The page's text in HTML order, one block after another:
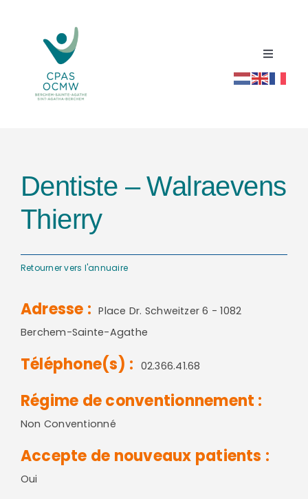
contenu
Toggle
Accueil
Actualités
Ressources
Contact
Dentiste – Walraevens
Thierry
Retourner vers l'annuaire
Adresse : Place Dr. Schweitzer 6 - 1082
Berchem-Sainte-Agathe
Téléphone(s) : 02.366.41.68
Régime de conventionnement :
Non Conventionné
Accepte de nouveaux patients :
Oui